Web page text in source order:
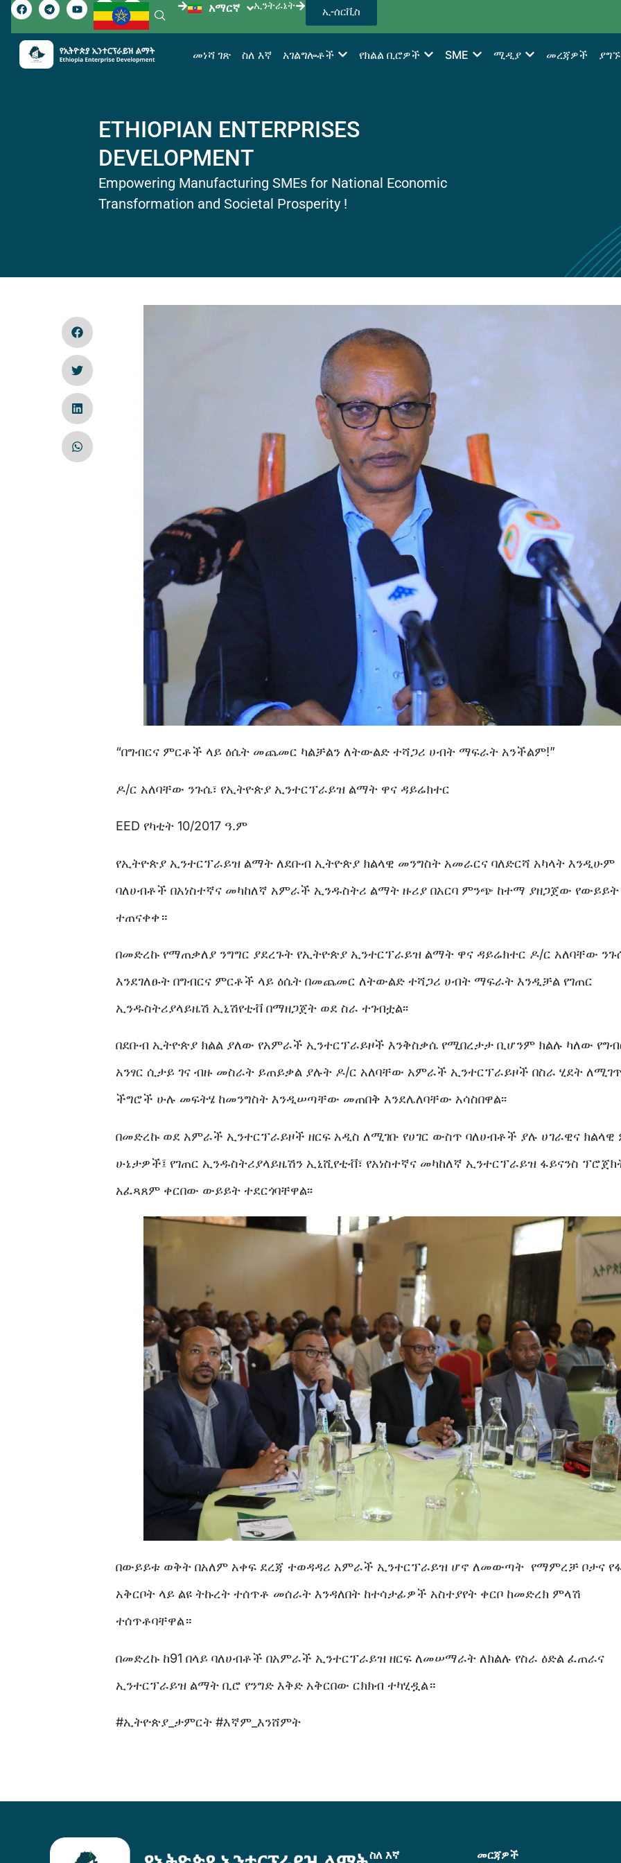
አማርኛ
English ኢንትራኔት ኢ-ሰርቪስ
መነሻ ገጽ ስለ እኛ አገልግሎቶች የክልል ቢሮዎች SME ሚዲያ መረጃዎች
ETHIOPIAN ENTERPRISES
DEVELOPMENT
Empowering Manufacturing SMEs for National Economic
Transformation and Societal Prosperity !
“በግብርና ምርቶች ላይ ዕሴት መጨመር ካልቻልን ለትውልድ ተሻጋሪ ሀብት ማፍራት አንችልም!”
ዶ/ር አለባቸው ንጉሴ፣ የኢትዮጵያ ኢንተርፕራይዝ ልማት ዋና ዳይሬክተር
EED የካቲት 10/2017 ዓ.ም
የኢትዮጵያ ኢንተርፕራይዝ ልማት ለደቡብ ኢትዮጵያ ክልላዊ መንግስት አመራርና ባለድርሻ አካላት እንዲሁም
ባለሀብቶች በአነስተኛና መካከለኛ አምራች ኢንዱስትሪ ልማት ዙሪያ በአርባ ምንጭ ከተማ ያዘጋጀው
ተጠናቀቀ።
በመድረኩ የማጠቃለያ ንግግር ያደረጉት የኢትዮጵያ ኢንተርፕራይዝ ልማት ዋና ዳይሬክተር ዶ/ር አለባቸው
እንደገለፁት በግብርና ምርቶች ላይ ዕሴት በመጨመር ለትውልድ ተሻጋሪ ሀብት ማፍራት እንዲቻል የገጠር
ኢንዱስትሪያላይዜሽ ኢኒሽየቲቭ በማዘጋጀት ወደ ስራ ተገብቷል፡፡
በደቡብ ኢትዮጵያ ክልል ያለው የአምራች ኢንተርፕራይዞች እንቅስቃሴ የሚበረታታ ቢሆንም ክልሉ ካለው
አንፃር ሲታይ ገና ብዙ መስራት ይጠይቃል ያሉት ዶ/ር አለባቸው አምራች ኢንተርፕራይዞች በስራ ሂደት
ችግሮች ሁሉ መፍትሄ ከመንግስት እንዲሠጣቸው መጠበቅ እንደሌለባቸው አሳስበዋል፡፡
በመድረኩ ወደ አምራች ኢንተርፕራይዞች ዘርፍ አዲስ ለሚገቡ የሀገር ውስጥ ባለሀብቶች ያሉ ሀገራዊና
ሁኔታዎች፤ የገጠር ኢንዱስትሪያላይዜሽን ኢኒሺየቲቭ፣ የአነስተኛና መካከለኛ ኢንተርፕራይዝ ፋይናንስ
አፈጻጸም ቀርበው ውይይት ተደርጎባቸዋል፡፡
በውይይቱ ወቅት በአለም አቀፍ ደረጃ ተወዳዳሪ አምራች ኢንተርፕራይዝ ሆኖ ለመውጣት የማምረቻ ቦታና
አቅርቦት ላይ ልዩ ትኩረት ተሰጥቶ መሰራት እንዳለበት ከተሳታፊዎች አስተያየት ቀርቦ ከመድረክ ምላሽ
ተሰጥቶባቸዋል።
በመድረኩ ከ91 በላይ ባለሀብቶች በአምራች ኢንተርፕራይዝ ዘርፍ ለመሠማራት ለክልሉ የስራ ዕድል ፈጠራና
ኢንተርፕራይዝ ልማት ቢሮ የንግድ እቅድ አቅርበው ርክክብ ተካሂዷል።
#ኢትዮጵያ_ታምርት #እኛም_እንሸምት
ስለ እኛ መርጃዎች